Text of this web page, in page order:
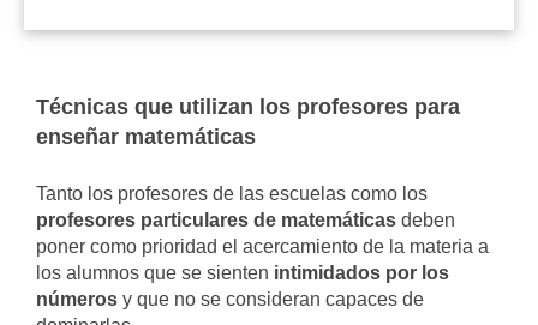
Técnicas que utilizan los profesores para
enseñar matemáticas
Tanto los profesores de las escuelas como los
profesores particulares de matemáticas deben
poner como prioridad el acercamiento de la materia a
los alumnos que se sienten intimidados por los
números y que no se consideran capaces de